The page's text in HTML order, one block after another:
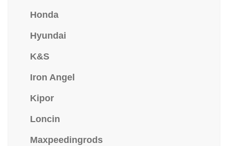
Honda
Hyundai
K&S
Iron Angel
Kipor
Loncin
Maxpeedingrods